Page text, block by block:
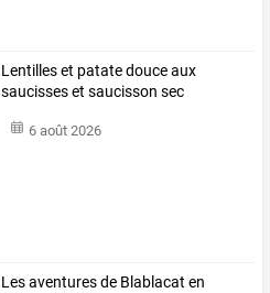
Lentilles et patate douce aux
saucisses et saucisson sec
6 août 2026
Les aventures de Blablacat en